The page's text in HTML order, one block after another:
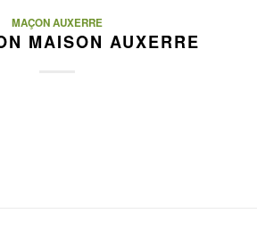
MAÇON AUXERRE
MAISON AUXERRE